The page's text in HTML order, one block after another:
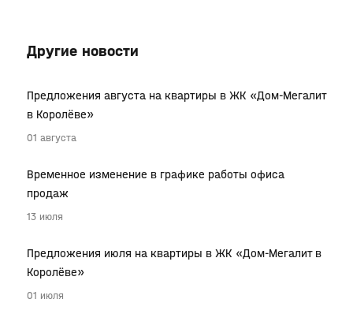
Другие новости
Предложения августа на квартиры в ЖК «Дом-Мегалит
в Королёве»
01 августа
Временное изменение в графике работы офиса
продаж
13 июля
Предложения июля на квартиры в ЖК «Дом-Мегалит в
Королёве»
01 июля